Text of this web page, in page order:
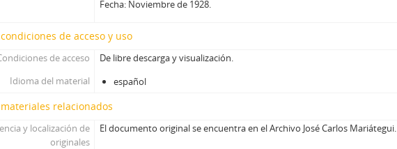
Fecha: Noviembre de 1928.
de acceso y uso
de acceso
De libre descarga y visualización.
Idioma del material
español
relacionados
y localización de
originales
El documento original se encuentra en el Archivo José Carlos Mariátegui.